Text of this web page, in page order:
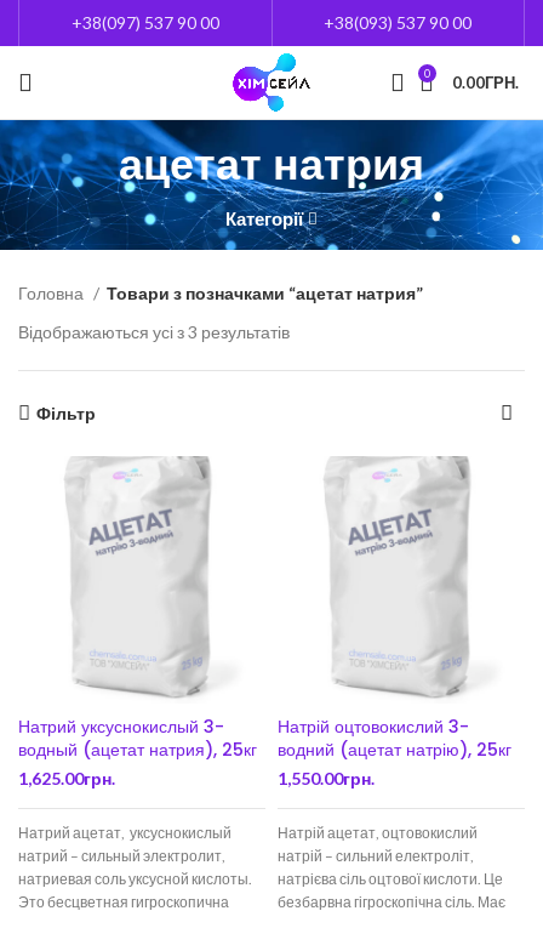
+38(097) 537 90 00 +38(093) 537 90 00
0 0.00ГРН.
ацетат натрия
Категорії
Головна
Товари з позначками “ацетат натрия”
Відображаються усі з 3 результатів
Фільтр
Натрий уксуснокислый 3-
водный (ацетат натрия), 25кг
1,625.00грн.
Натрий ацетат, уксуснокислый
натрий – сильный электролит,
натриевая соль уксусной кислоты.
Это бесцветная гигроскопична
Натрій оцтовокислий 3-
водний (ацетат натрію), 25кг
1,550.00грн.
Натрій ацетат, оцтовокислий
натрій – сильний електроліт,
натрієва сіль оцтової кислоти. Це
безбарвна гігроскопічна сіль. Має